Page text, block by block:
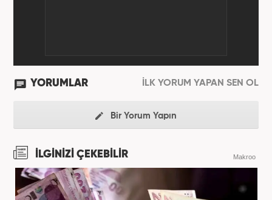
YORUMLAR İLK YORUM YAPAN SEN OL
Bir Yorum Yapın
İLGİNİZİ ÇEKEBİLİR Makroo